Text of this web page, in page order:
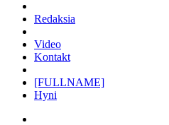
Redaksia
Video
Kontakt
[FULLNAME]
Hyni